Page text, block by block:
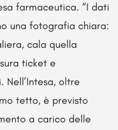
farmaceutica. “I dati
una fotografia chiara:
cala quella
ticket e
oltre
tetto, è previsto
a carico delle